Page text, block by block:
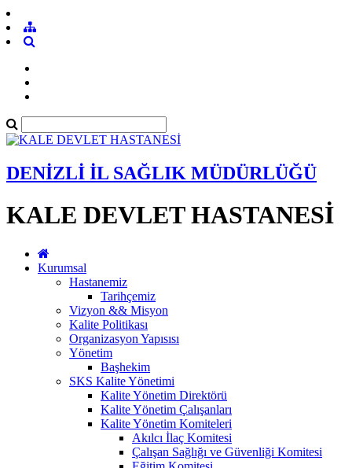
DENİZLİ İL SAĞLIK MÜDÜRLÜĞÜ
KALE DEVLET HASTANESİ
Kurumsal
Hastanemiz
Tarihçemiz
Vizyon && Misyon
Kalite Politikası
Organizasyon Yapısısı
Yönetim
Başhekim
SKS Kalite Yönetimi
Kalite Yönetim Direktörü
Kalite Yönetim Çalışanları
Kalite Yönetim Komiteleri
Akılcı İlaç Komitesi
Çalışan Sağlığı ve Güvenliği Komitesi